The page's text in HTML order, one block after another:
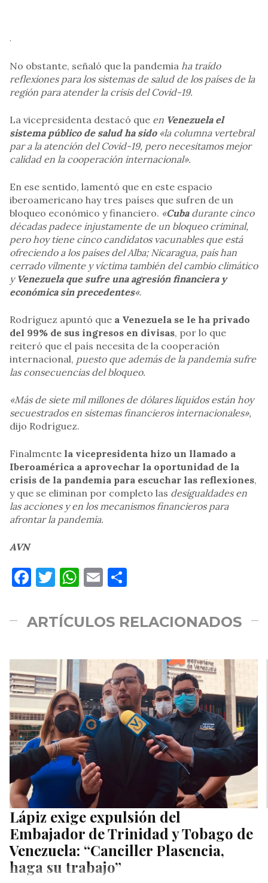
.
No obstante, señaló que la pandemia ha traído
reflexiones para los sistemas de salud de los países de la
región para atender la crisis del Covid-19.
La vicepresidenta destacó que en Venezuela el
sistema público de salud ha sido«la columna vertebral
par a la atención del Covid-19, pero necesitamos mejor
calidad en la cooperación internacional».
En ese sentido, lamentó que en este espacio
iberoamericano hay tres países que sufren de un
bloqueo económico y financiero. «Cubadurante cinco
décadas padece injustamente de un bloqueo criminal,
pero hoy tiene cinco candidatos vacunables que está
ofreciendo a los países del Alba; Nicaragua, país han
cerrado vilmente y víctima también del cambio climático
yVenezuela que sufre una agresión financiera y
económica sin precedentes«.
Rodríguez apuntó que a Venezuela se le ha privado
del 99% de sus ingresos en divisas, por lo que
reiteró que el país necesita de la cooperación
internacional, puesto que además de la pandemia sufre
las consecuencias del bloqueo.
«Más de siete mil millones de dólares líquidos están hoy
secuestrados en sistemas financieros internacionales»,
dijo Rodríguez.
Finalmente la vicepresidenta hizo un llamado a
Iberoamérica a aprovechar la oportunidad de la
crisis de la pandemia para escuchar las reflexiones,
y que se eliminan por completo las desigualdades en
las acciones y en los mecanismos financieros para
afrontar la pandemia.
AVN
Facebook
Twitter
WhatsApp
Email
ARTÍCULOS RELACIONADOS
Lápiz exige expulsión del
Embajador de Trinidad y Tobago de
Venezuela: “Canciller Plasencia,
haga su trabajo”